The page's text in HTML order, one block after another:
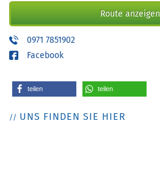
Route anzeigen
0971 7851902
Facebook
teilen teilen
UNS FINDEN SIE HIER